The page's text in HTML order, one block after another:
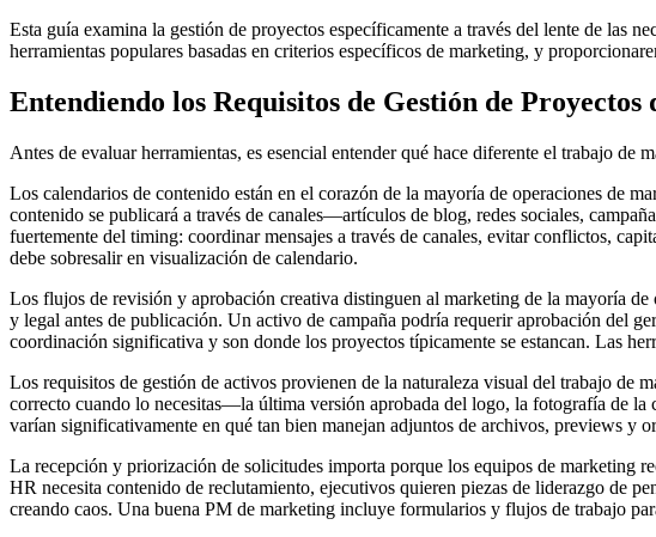
Esta guía examina la gestión de proyectos específicamente a través del lente de las
herramientas populares basadas en criterios específicos de marketing, y
Entendiendo los Requisitos de Gestión de
Antes de evaluar herramientas, es esencial entender qué hace diferente el trabajo
Los calendarios de contenido están en el corazón de la mayoría de operaciones de
contenido se publicará a través de canales—artículos de blog, redes sociales,
fuertemente del timing: coordinar mensajes a través de canales, evitar conflictos,
debe sobresalir en visualización de calendario.
Los flujos de revisión y aprobación creativa distinguen al marketing de la mayoría
y legal antes de publicación. Un activo de campaña podría requerir aprobación del
coordinación significativa y son donde los proyectos típicamente se estancan. Las
Los requisitos de gestión de activos provienen de la naturaleza visual del trabajo de
correcto cuando lo necesitas—la última versión aprobada del logo, la fotografía de
varían significativamente en qué tan bien manejan adjuntos de archivos, previews y
La recepción y priorización de solicitudes importa porque los equipos de marketing
HR necesita contenido de reclutamiento, ejecutivos quieren piezas de liderazgo de
creando caos. Una buena PM de marketing incluye formularios y flujos de trabajo